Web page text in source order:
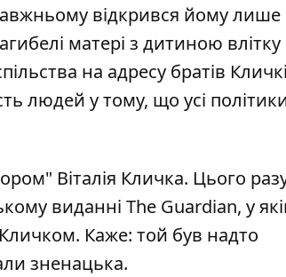
відкрився йому лише
матері з дитиною влітку
на адресу братів
людей у тому, що усі
Віталія Кличка. Цього
виданні The Guardian, у
Кличком. Каже: той був надто
зненацька.